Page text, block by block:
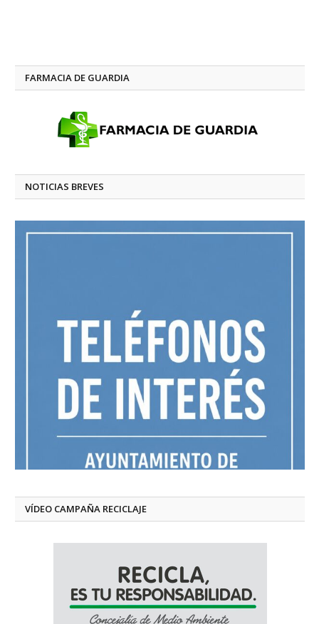
FARMACIA DE GUARDIA
NOTICIAS BREVES
VÍDEO CAMPAÑA RECICLAJE